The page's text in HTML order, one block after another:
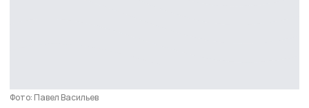
Фото: Павел Васильев